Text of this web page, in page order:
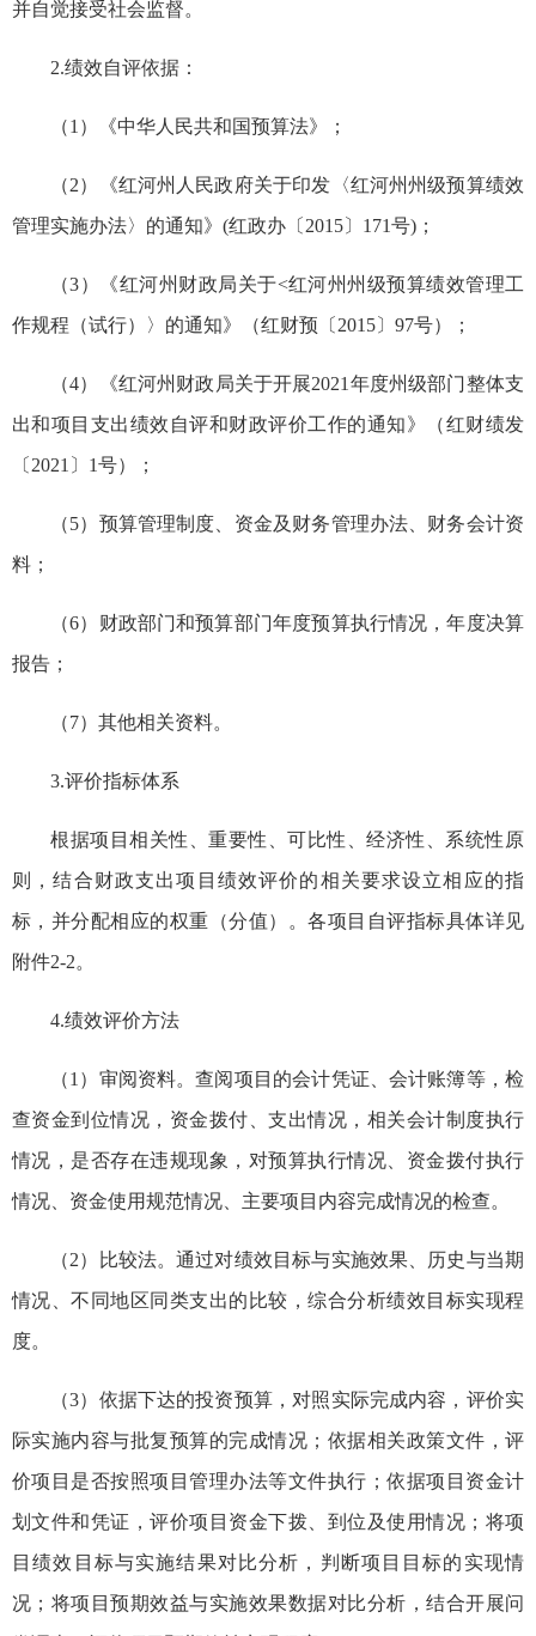
并自觉接受社会监督。
2.绩效自评依据：
（1）《中华人民共和国预算法》；
（2）《红河州人民政府关于印发〈红河州州级预算绩效
管理实施办法〉的通知》(红政办〔2015〕171号)；
（3）《红河州财政局关于<红河州州级预算绩效管理工
作规程（试行）〉的通知》（红财预〔2015〕97号）；
（4）《红河州财政局关于开展2021年度州级部门整体支
出和项目支出绩效自评和财政评价工作的通知》（红财绩发
〔2021〕1号）；
（5）预算管理制度、资金及财务管理办法、财务会计资
料；
（6）财政部门和预算部门年度预算执行情况，年度决算
报告；
（7）其他相关资料。
3.评价指标体系
根据项目相关性、重要性、可比性、经济性、系统性原
则，结合财政支出项目绩效评价的相关要求设立相应的指
标，并分配相应的权重（分值）。各项目自评指标具体详见
附件2-2。
4.绩效评价方法
（1）审阅资料。查阅项目的会计凭证、会计账簿等，检
查资金到位情况，资金拨付、支出情况，相关会计制度执行
情况，是否存在违规现象，对预算执行情况、资金拨付执行
情况、资金使用规范情况、主要项目内容完成情况的检查。
（2）比较法。通过对绩效目标与实施效果、历史与当期
情况、不同地区同类支出的比较，综合分析绩效目标实现程
度。
（3）依据下达的投资预算，对照实际完成内容，评价实
际实施内容与批复预算的完成情况；依据相关政策文件，评
价项目是否按照项目管理办法等文件执行；依据项目资金计
划文件和凭证，评价项目资金下拨、到位及使用情况；将项
目绩效目标与实施结果对比分析，判断项目目标的实现情
况；将项目预期效益与实施效果数据对比分析，结合开展问